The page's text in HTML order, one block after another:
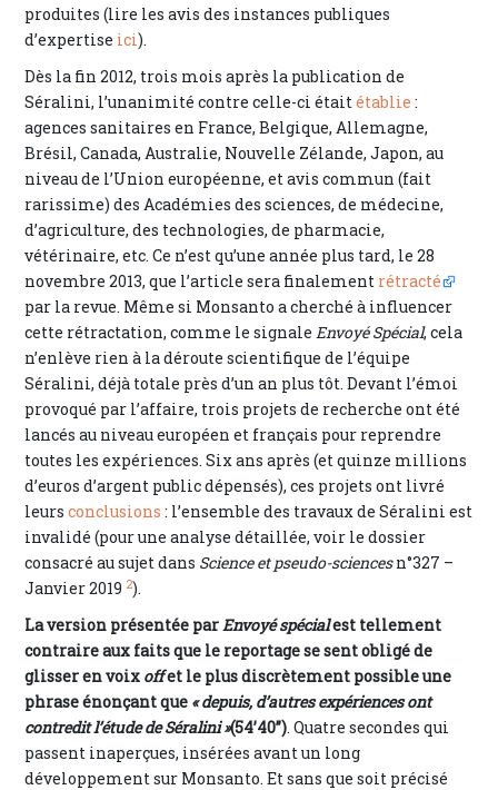
produites (lire les avis des instances publiques
d’expertise ici).
Dès la fin 2012, trois mois après la publication de
Séralini, l’unanimité contre celle-ci étaitétablie :
agences sanitaires en France, Belgique, Allemagne,
Brésil, Canada, Australie, Nouvelle Zélande, Japon, au
niveau de l’Union européenne, et avis commun (fait
rarissime) des Académies des sciences, de médecine,
d’agriculture, des technologies, de pharmacie,
vétérinaire, etc. Ce n’est qu’une année plus tard, le 28
novembre 2013, que l’article sera finalement rétracté
par la revue. Même si Monsanto a cherché à influencer
cette rétractation, comme le signale Envoyé Spécial, cela
n’enlève rien à la déroute scientifique de l’équipe
Séralini, déjà totale près d’un an plus tôt. Devant l’émoi
provoqué par l’affaire, trois projets de recherche ont été
lancés au niveau européen et français pour reprendre
toutes les expériences. Six ans après (et quinze millions
d’euros d’argent public dépensés), ces projets ont livré
leursconclusions : l’ensemble des travaux de Séralini est
invalidé (pour une analyse détaillée, voir le dossier
consacré au sujet dans Science et pseudo-sciencesn°327 –
Janvier 2019 2).
La version présentée par Envoyé spécialest tellement
contraire aux faits que le reportage se sent obligé de
glisser en voix offet le plus discrètement possible une
phrase énonçant que « depuis, d’autres expériences ont
contredit l’étude de Séralini »(54’40”). Quatre secondes qui
passent inaperçues, insérées avant un long
développement sur Monsanto. Et sans que soit précisé